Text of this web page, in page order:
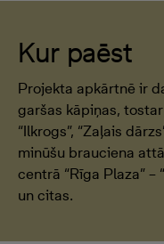
Kur paēst
Projekta apkārtnē ir
garšas kāpiņas,
“Ilkrogs”, “Zaļais
minūšu brauciena
centrā “Rīga Plaza” –
un citas.